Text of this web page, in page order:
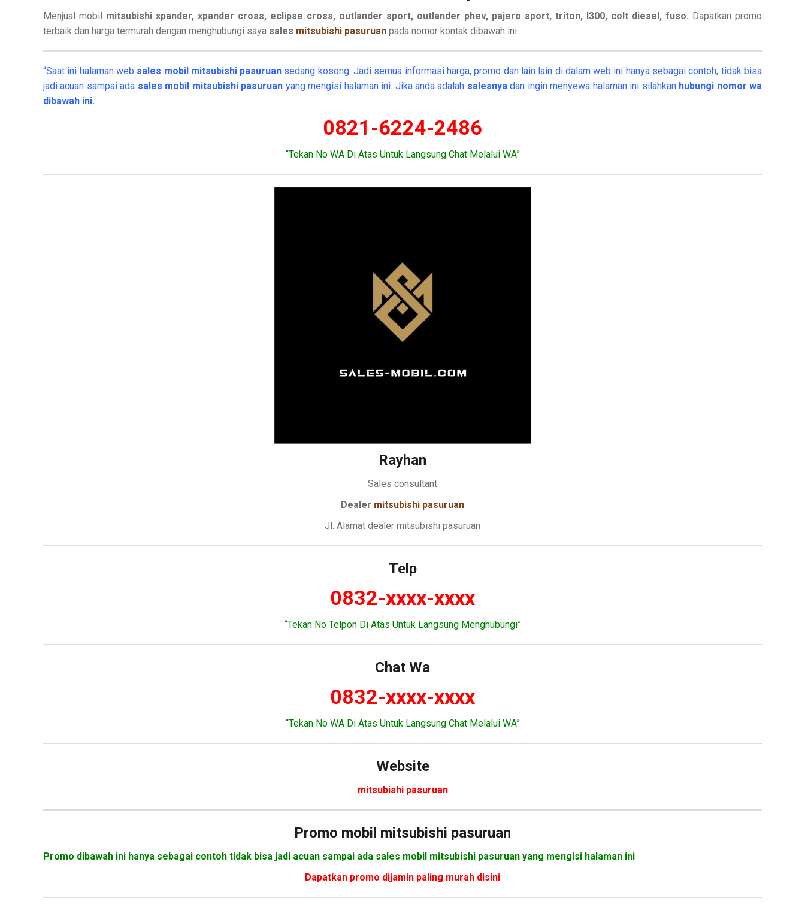
Menjual mobil mitsubishi xpander, xpander cross, eclipse cross, outlander sport, outlander phev, pajero sport, triton, l300, colt diesel, fuso. Dapatkan promo
terbaik dan harga termurah dengan menghubungi saya sales mitsubishi pasuruan pada nomor kontak dibawah ini.
“Saat ini halaman web sales mobil mitsubishi pasuruan sedang kosong. Jadi semua informasi harga, promo dan lain lain di dalam web ini hanya sebagai contoh, tidak bisa
jadi acuan sampai ada sales mobil mitsubishi pasuruan yang mengisi halaman ini. Jika anda adalah salesnyadan ingin menyewa halaman ini silahkan hubungi nomor wa
dibawah ini.
0821-6224-2486
“Tekan No WA Di Atas Untuk Langsung Chat Melalui WA”
Rayhan
Sales consultant
Dealer mitsubishi pasuruan
Jl. Alamat dealer mitsubishi pasuruan
Telp
0832-xxxx-xxxx
“Tekan No Telpon Di Atas Untuk Langsung Menghubungi”
Chat Wa
0832-xxxx-xxxx
“Tekan No WA Di Atas Untuk Langsung Chat Melalui WA”
Website
mitsubishi pasuruan
Promo mobil mitsubishi pasuruan
Promo dibawah ini hanya sebagai contoh tidak bisa jadi acuan sampai ada sales mobil mitsubishi pasuruan yang mengisi halaman ini
Dapatkan promo dijamin paling murah disini